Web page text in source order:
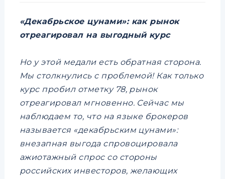
«Декабрьское цунами»: как рынок
отреагировал на выгодный курс
Но у этой медали есть обратная сторона.
Мы столкнулись с проблемой! Как только
курс пробил отметку 78, рынок
отреагировал мгновенно. Сейчас мы
наблюдаем то, что на языке брокеров
называется «декабрьским цунами»:
внезапная выгода спровоцировала
ажиотажный спрос со стороны
российских инвесторов, желающих